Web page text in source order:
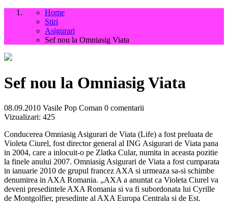
Home
Stiri
Asigurari
Sef nou la Omniasig Viata
Sef nou la Omniasig Viata
08.09.2010 Vasile Pop Coman 0 comentarii
Vizualizari: 425
Conducerea Omniasig Asigurari de Viata (Life) a fost preluata de
Violeta Ciurel, fost director general al ING Asigurari de Viata pana
in 2004, care a inlocuit-o pe Zlatka Cular, numita in aceasta pozitie
la finele anului 2007. Omniasig Asigurari de Viata a fost cumparata
in ianuarie 2010 de grupul francez AXA si urmeaza sa-si schimbe
denumirea in AXA Romania. „AXA a anuntat ca Violeta Ciurel va
deveni presedintele AXA Romania si va fi subordonata lui Cyrille
de Montgolfier, presedinte al AXA Europa Centrala si de Est.